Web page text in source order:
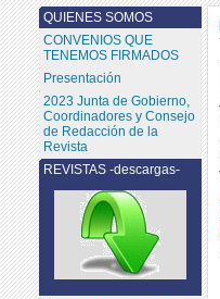
QUIENES SOMOS
CONVENIOS QUE
TENEMOS FIRMADOS
Presentación
2023 Junta de Gobierno,
Coordinadores y Consejo
de Redacción de la
Revista
REVISTAS -descargas-